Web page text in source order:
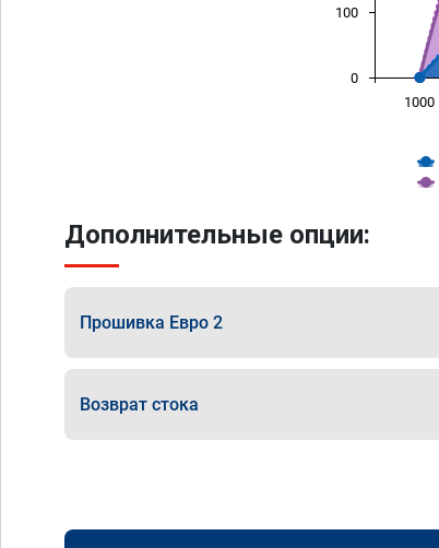
1000
0
100
Дополнительные опции:
Прошивка Евро 2
Возврат стока